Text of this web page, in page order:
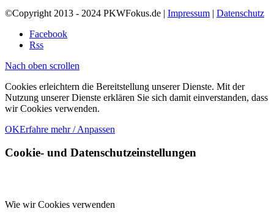
©Copyright 2013 - 2024 PKWFokus.de | Impressum | Datenschutz
Facebook
Rss
Nach oben scrollen
Cookies erleichtern die Bereitstellung unserer Dienste. Mit der
Nutzung unserer Dienste erklären Sie sich damit einverstanden, dass
wir Cookies verwenden.
OKErfahre mehr / Anpassen
Cookie- und Datenschutzeinstellungen
Wie wir Cookies verwenden